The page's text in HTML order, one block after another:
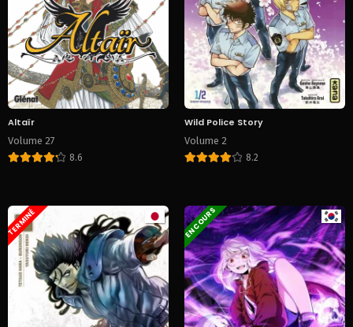
Altaïr
Volume 27
8.6
Wild Police Story
Volume 2
8.2
TERMINÉ EN COURS